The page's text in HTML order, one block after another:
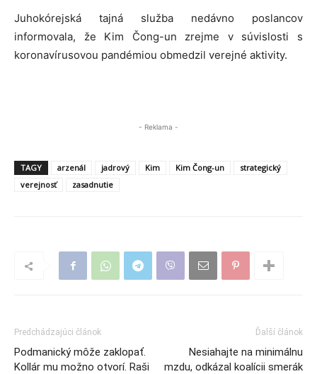
Juhokórejská tajná služba nedávno poslancov
informovala, že Kim Čong-un zrejme v súvislosti s
koronavírusovou pandémiou obmedzil verejné aktivity.
- Reklama -
TAGY arzenál jadrový Kim Kim Čong-un
strategický
verejnosť
zasadnutie
Predchádzajúci článok
Podmanický môže zaklopať.
Kollár mu možno otvorí. Raši
Ďalší článok
Nesiahajte na minimálnu
mzdu, odkázal koalícii smerák